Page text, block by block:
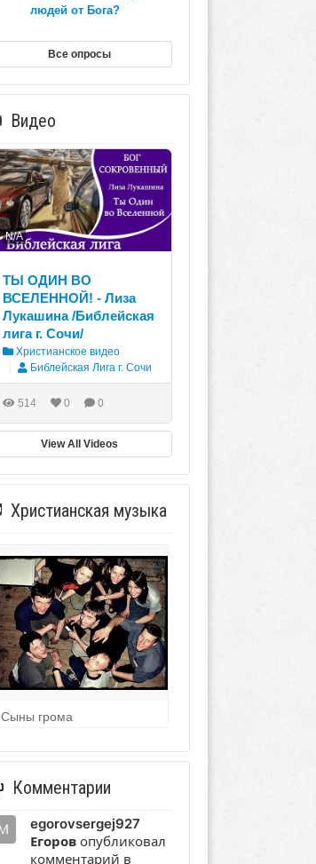
людей от Бога?
Все опросы
Видео
N/A
ТЫ ОДИН ВО
ВСЕЛЕННОЙ! - Лиза
Лукашина /Библейская
лига г. Сочи/
Христианское видео
Библейская Лига г. Сочи
514 0 0
View All Videos
Христианская музыка
Сыны грома
Комментарии
egorovsergej927
Егоровопубликовал
комментарий в